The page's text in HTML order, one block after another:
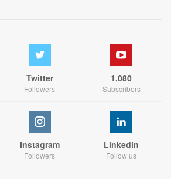
Twitter
Followers
1,080
Subscribers
Instagram
Followers
Linkedin
Follow us